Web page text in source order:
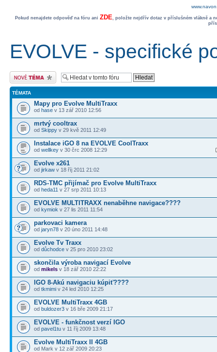
Pokud nenajdete odpověď na fóru ani ZDE, položte nejdřív dotaz v příslušném vlákně a
EVOLVE - specifické
Odeslat nové téma
TÉMATA
Mapy pro Evolve MultiTraxx
od hase v 13 zář 2010 12:56
mrtvý cooltrax
od Skippy v 29 kvě 2011 12:49
Instalace iGO 8 na EVOLVE CoolTraxx
od wellkey v 30 črc 2008 12:29
Evolve x261
od jirkaw v 18 říj 2011 21:02
RDS-TMC přijímač pro Evolve MultiTraxx
od heda11 v 27 srp 2011 10:13
EVOLVE MULTITRAXX nenaběhne navigace????
od kymiok v 27 lis 2011 11:54
parkovaci kamera
od jaryn78 v 20 úno 2011 14:48
Evolve Tv Traxx
od důchodce v 25 pro 2010 23:02
skončila výroba navigací Evolve
od mikels v 18 zář 2010 22:22
IGO 8-Akú navigaciu kúpiť????
od tkmimi v 24 led 2010 12:25
EVOLVE MultiTraxx 4GB
od buldozer3 v 16 bře 2009 21:17
EVOLVE - funkčnost verzí IGO
od pavel1tu v 11 říj 2009 13:48
Evolve MultiTraxx II 4GB
od Mark v 12 zář 2009 20:23